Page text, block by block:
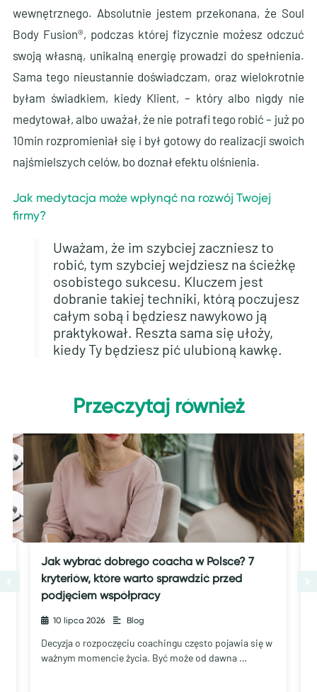
wewnętrznego. Absolutnie jestem przekonana, że Soul
Body Fusion®, podczas której fizycznie możesz odczuć
swoją własną, unikalną energię prowadzi do spełnienia.
Sama tego nieustannie doświadczam, oraz wielokrotnie
byłam świadkiem, kiedy Klient, – który albo nigdy nie
medytował, albo uważał, że nie potrafi tego robić – już po
10min rozpromieniał się i był gotowy do realizacji swoich
najśmielszych celów, bo doznał efektu olśnienia.
Jak medytacja może wpłynąć na rozwój Twojej
firmy?
Uważam, że im szybciej zaczniesz to
robić, tym szybciej wejdziesz na ścieżkę
osobistego sukcesu. Kluczem jest
dobranie takiej techniki, którą poczujesz
całym sobą i będziesz nawykowo ją
praktykował. Reszta sama się ułoży,
kiedy Ty będziesz pić ulubioną kawkę.
Przeczytaj również
Jak wybrać dobrego coacha w Polsce? 7
kryteriów, które warto sprawdzić przed
podjęciem współpracy
10 lipca 2026 Blog
Decyzja o rozpoczęciu coachingu często pojawia się w
ważnym momencie życia. Być może od dawna …